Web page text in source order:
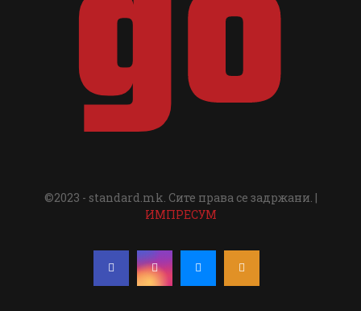
©2023 - standard.mk. Сите права се задржани. |
ИМПРЕСУМ